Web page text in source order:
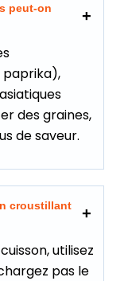
peut-on
paprika),
des graines,
de saveur.
croustillant
utilisez
pas le